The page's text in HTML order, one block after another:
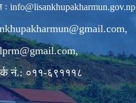
ः info@lisankhupakharmun.gov.np
,
,
नं.: ०११-६९१११८